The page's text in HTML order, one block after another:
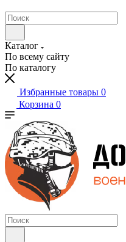
Каталог
По всему сайту
По каталогу
Избранные товары 0
Корзина 0